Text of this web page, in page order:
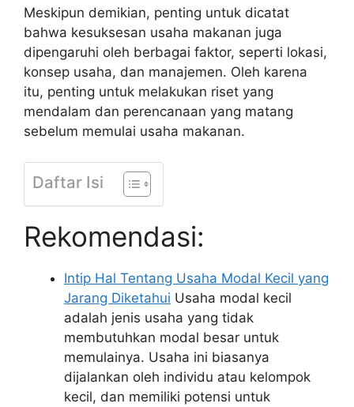
Meskipun demikian, penting untuk dicatat
bahwa kesuksesan usaha makanan juga
dipengaruhi oleh berbagai faktor, seperti lokasi,
konsep usaha, dan manajemen. Oleh karena
itu, penting untuk melakukan riset yang
mendalam dan perencanaan yang matang
sebelum memulai usaha makanan.
Daftar Isi
Rekomendasi:
Intip Hal Tentang Usaha Modal Kecil yang
Jarang Diketahui Usaha modal kecil
adalah jenis usaha yang tidak
membutuhkan modal besar untuk
memulainya. Usaha ini biasanya
dijalankan oleh individu atau kelompok
kecil, dan memiliki potensi untuk